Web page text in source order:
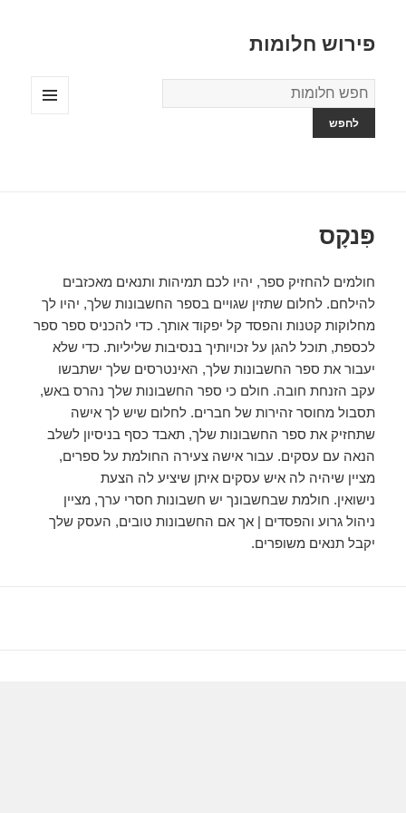
פירוש חלומות
מילון
החלומות
פִּנקָס
חולמים להחזיק ספר, יהיו לכם תמיהות ותנאים מאכזבים
להילחם. לחלום שתזין שגויים בספר החשבונות שלך, יהיו לך
מחלוקות קטנות והפסד קל יפקוד אותך. כדי להכניס ספר ספר
לכספת, תוכל להגן על זכויותיך בנסיבות שליליות. כדי שלא
יעבור את ספר החשבונות שלך, האינטרסים שלך ישתבשו
עקב הזנחת חובה. חולם כי ספר החשבונות שלך נהרס באש,
תסבול מחוסר זהירות של חברים. לחלום שיש לך אישה
שתחזיק את ספר החשבונות שלך, תאבד כסף בניסיון לשלב
הנאה עם עסקים. עבור אישה צעירה החולמת על ספרים,
מציין שיהיה לה איש עסקים איתן שיציע לה הצעת
נישואין. חולמת שבחשבונך יש חשבונות חסרי ערך, מציין
ניהול גרוע והפסדים | אך אם החשבונות טובים, העסק שלך
יקבל תנאים משופרים.